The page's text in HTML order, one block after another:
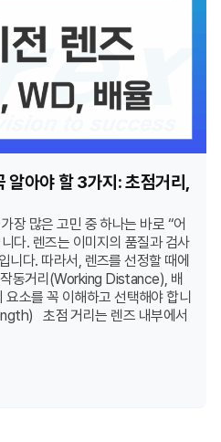
알아야 할 3가지: 초점거리,
장 많은 고민 중 하나는 바로 “어
다. 렌즈는 이미지의 품질과 검사
니다. 따라서, 렌즈를 선정할 때에
동거리(Working Distance), 배
소를 꼭 이해하고 선택해야 합니
초점 거리는 렌즈 내부에서